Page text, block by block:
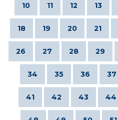
10 11 12 13
18 19 20 21
26 27 28 29
34 35 36 37
41 42 43 44